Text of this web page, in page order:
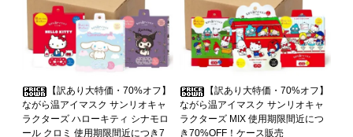
【訳あり大特価・70%オフ】
ながら温アイマスク サンリオキャ
ラクターズ ハローキティ シナモロ
ール クロミ 使用期限間近につき7
【訳あり大特価・70%オフ】
ながら温アイマスク サンリオキャ
ラクターズ MIX 使用期限間近につ
き70%OFF！ケース販売